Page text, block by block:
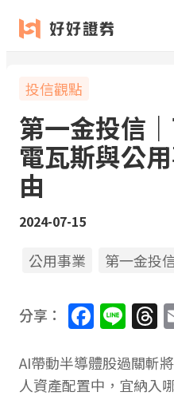
投信觀點
第一金投信
電瓦斯與公
由
2024-07-15
公用事業 第一金投
分享：
AI帶動半導體股過關斬
人資產配置中，宜納入